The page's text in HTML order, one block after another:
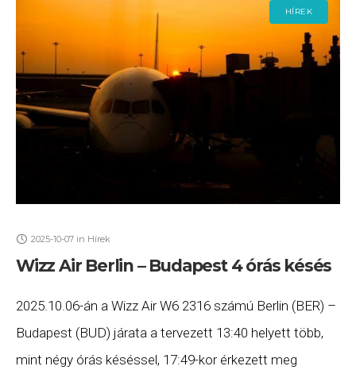
HÍREK
2025-10-07 in Hírek
Wizz Air Berlin – Budapest 4 órás késés
2025.10.06-án a Wizz Air W6 2316 számú Berlin (BER) –
Budapest (BUD) járata a tervezett 13:40 helyett több,
mint négy órás késéssel, 17:49-kor érkezett meg